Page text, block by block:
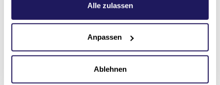
.Alle zulassen
Anpassen
Ablehnen
zugewandte Betreuung und Beratung im
Einklang mit den christlich-diakonischen
Einrichtungen in Berlin, Brandenburg, Sachsen-
Anhalt, Mecklenburg-Vorpommern, Thüringen
und Niedersachsen mit einem vielfältigen
Angebot in den Bereichen: